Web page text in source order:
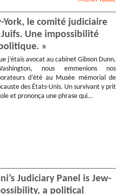
York, le comité judiciaire
Une impossibilité
»
j’étais avocat au cabinet Gibson Dunn,
nous emmenions nos
d’été au Musée mémorial de
des États-Unis. Un survivant y prit
et prononça une phrase qui…
Judiciary Panel is Jew-
a political